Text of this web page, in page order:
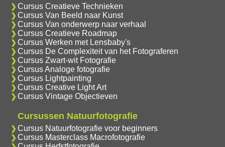
Cursus Creatieve Technieken
Cursus Van Beeld naar Kunst
Cursus Van onderwerp naar verhaal
Cursus Creatieve Roadmap
Cursus Werken met Lensbaby's
Cursus De Complexiteit van het Fotograferen
Cursus Zwart-wit Fotografie
Cursus Analoge fotografie
Cursus Lightpainting
Cursus Creative Light Art
Cursus Vintage Objectieven
Cursussen Natuurfotografie
Cursus Natuurfotografie voor beginners
Cursus Masterclass Macrofotografie